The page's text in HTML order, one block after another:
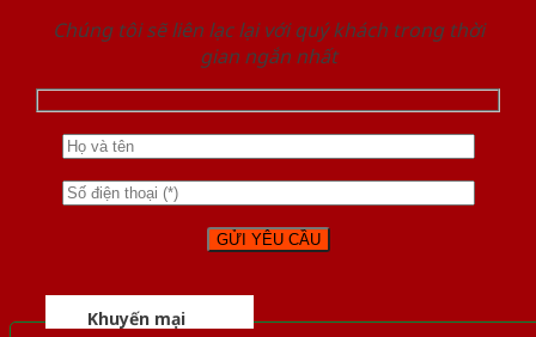
Chúng tôi sẽ liên lạc lại với quý khách trong thời
gian ngắn nhất
Khuyến mại